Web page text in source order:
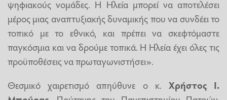
ψηφιακούς νομάδες. Η Ηλεία μπορεί να αποτελέσει
μέρος μιας αναπτυξιακής δυναμικής που να συνδέει το
τοπικό με το εθνικό, και πρέπει να σκεφτόμαστε
παγκόσμια και να δρούμε τοπικά. Η Ηλεία έχει όλες τις
προϋποθέσεις να πρωταγωνιστήσει».
Θεσμικό χαιρετισμό απηύθυνε ο κ. Χρήστος Ι.